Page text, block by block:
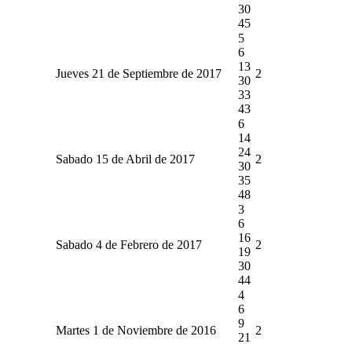
30
45
Jueves 21 de Septiembre de 2017
5
6
13
30
33
43
2
Sabado 15 de Abril de 2017
6
14
24
30
35
48
2
Sabado 4 de Febrero de 2017
3
6
16
19
30
44
2
Martes 1 de Noviembre de 2016
4
6
9
21
2